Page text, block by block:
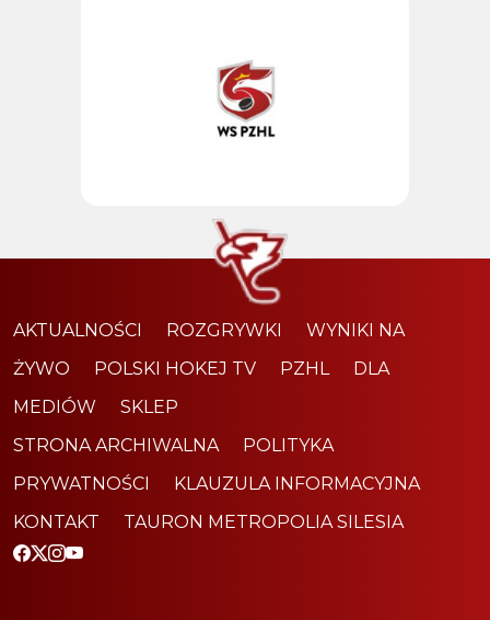
AKTUALNOŚCI ROZGRYWKI
WYNIKI NA
ŻYWO
POLSKI HOKEJ TV PZHL
DLA
MEDIÓW
SKLEP
STRONA ARCHIWALNA
POLITYKA
PRYWATNOŚCI
KLAUZULA INFORMACYJNA
KONTAKT
TAURON METROPOLIA SILESIA